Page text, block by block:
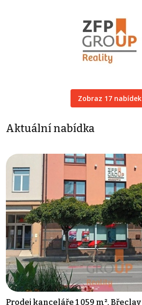
Zobraz 17 nabídek
Aktuální nabídka
Prodej kanceláře 1 059 m², Břeclav